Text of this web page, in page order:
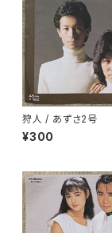
狩人 / あずさ2号
¥300